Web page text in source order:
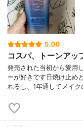
5.00
コスパ、トーンアッ
発売された当初から愛用
ーが好きです日焼け止め
れるし、1年通してメイ